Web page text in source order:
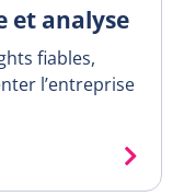
et analyse
fiables,
l’entreprise